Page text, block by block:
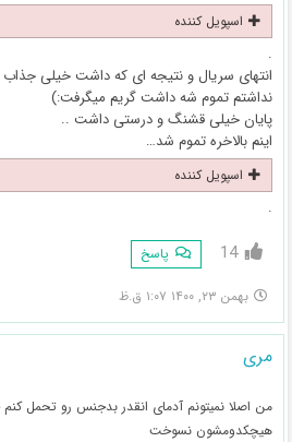
اسپویل کننده
.
انتهای سریال و نتیجه ای که داشت خیلی
نداشتم تموم شه داشت گریم میگرفت:)
پایان خیلی قشنگ و درستی داشت ..
اینم بالاخره تموم‌ شد…
اسپویل کننده
.
14 پاسخ
بهمن ۲۳, ۱۴۰۰ ۱:۰۷ ق.ظ
مری
من اصلا نمیتونم آدمای انقدر بدجنس رو تحمل
هیچکدومشون نسوخت